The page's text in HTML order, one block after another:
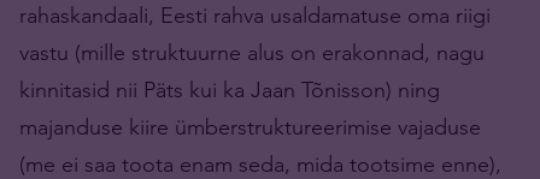
rahaskandaali, Eesti rahva usaldamatuse oma riigi
vastu (mille struktuurne alus on erakonnad, nagu
kinnitasid nii Päts kui ka Jaan Tõnisson) ning
majanduse kiire ümberstruktureerimise vajaduse
(me ei saa toota enam seda, mida tootsime enne),